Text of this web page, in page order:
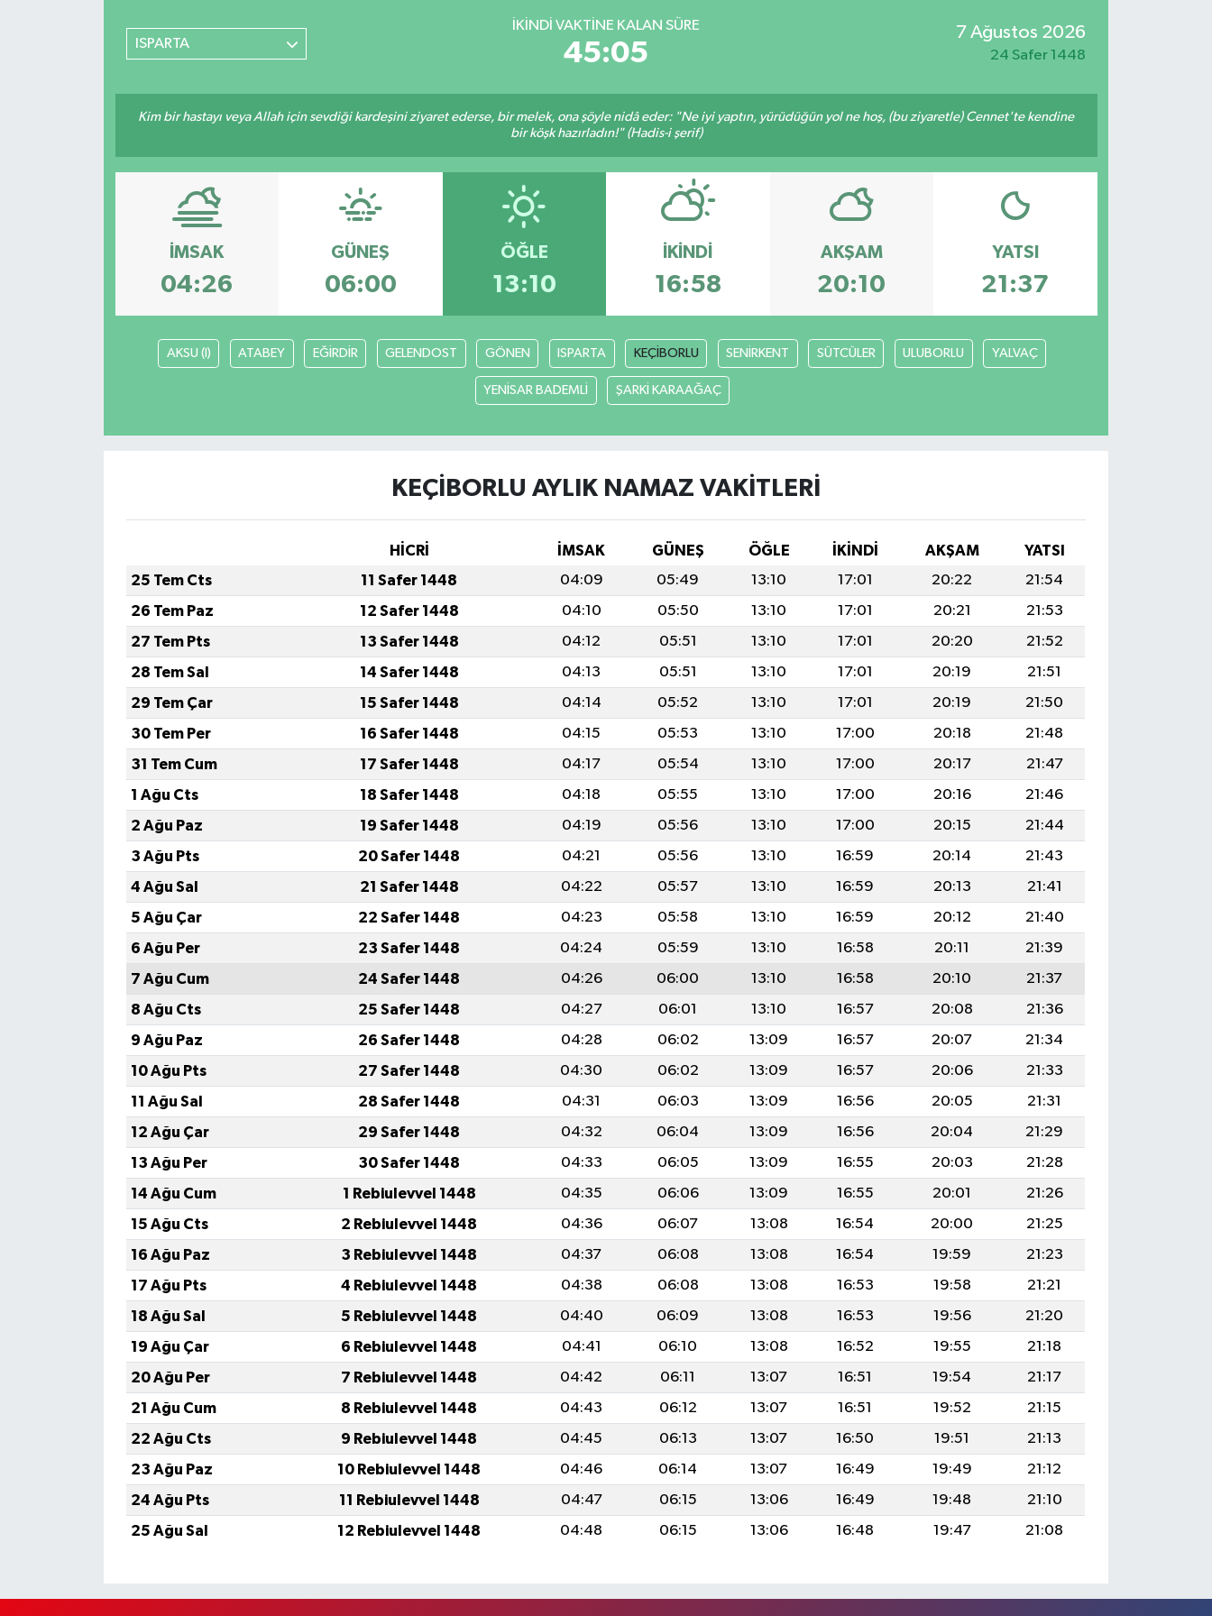
ISPARTA
İKINDI VAKTINE KALAN SÜRE
45:04
7 Ağustos 2026
24 Safer 1448
Kim bir hastayı veya Allah için sevdiği kardeşini ziyaret ederse, bir melek, ona şöyle nidâ eder: "Ne iyi yaptın, yürüdüğün yol ne hoş, (bu ziyaretle) Cennet'te kendine
bir köşk hazırladın!" (Hadis-i şerif)
İMSAK
04:26
GÜNEŞ
06:00
ÖĞLE
13:10
İKINDI
16:58
AKŞAM
20:10
YATSI
21:37
AKSU (I) ATABEY EĞİRDİR GELENDOST GÖNEN ISPARTA KEÇİBORLU SENİRKENT SÜTCÜLER ULUBORLU YALVAÇ
YENİSAR BADEMLİ ŞARKİ KARAAĞAÇ
KEÇİBORLU AYLIK NAMAZ VAKITLERI
HİCRİ İMSAK GÜNEŞ ÖĞLE İKINDI AKŞAM
YATSI
25 Tem Cts
11 Safer 1448 04:09 05:49 13:10 17:01 20:22
21:54
26 Tem Paz
12 Safer 1448 04:10 05:50 13:10 17:01 20:21
21:53
27 Tem Pts
13 Safer 1448 04:12 05:51 13:10 17:01 20:20
21:52
28 Tem Sal
14 Safer 1448 04:13 05:51 13:10 17:01 20:19
21:51
29 Tem Çar
15 Safer 1448 04:14 05:52 13:10 17:01 20:19
21:50
30 Tem Per
16 Safer 1448 04:15 05:53 13:10 17:00 20:18
21:48
31 Tem Cum
17 Safer 1448 04:17 05:54 13:10 17:00 20:17
21:47
1 Ağu Cts
18 Safer 1448 04:18 05:55 13:10 17:00 20:16
21:46
2 Ağu Paz
19 Safer 1448 04:19 05:56 13:10 17:00 20:15
21:44
3 Ağu Pts
20 Safer 1448 04:21 05:56 13:10 16:59 20:14
21:43
4 Ağu Sal
21 Safer 1448 04:22 05:57 13:10 16:59 20:13
21:41
5 Ağu Çar
22 Safer 1448 04:23 05:58 13:10 16:59 20:12
21:40
6 Ağu Per
23 Safer 1448 04:24 05:59 13:10 16:58 20:11
21:39
7 Ağu Cum
24 Safer 1448 04:26 06:00 13:10 16:58 20:10
21:37
8 Ağu Cts
25 Safer 1448 04:27 06:01 13:10 16:57 20:08
21:36
9 Ağu Paz
26 Safer 1448 04:28 06:02 13:09 16:57 20:07
21:34
10 Ağu Pts
27 Safer 1448 04:30 06:02 13:09 16:57 20:06
21:33
11 Ağu Sal
28 Safer 1448 04:31 06:03 13:09 16:56 20:05
21:31
12 Ağu Çar
29 Safer 1448 04:32 06:04 13:09 16:56 20:04
21:29
13 Ağu Per
30 Safer 1448 04:33 06:05 13:09 16:55 20:03
21:28
14 Ağu Cum
1 Rebiulevvel 1448 04:35 06:06 13:09 16:55 20:01
21:26
15 Ağu Cts
2 Rebiulevvel 1448 04:36 06:07 13:08 16:54 20:00
21:25
16 Ağu Paz
3 Rebiulevvel 1448 04:37 06:08 13:08 16:54 19:59
21:23
17 Ağu Pts
4 Rebiulevvel 1448 04:38 06:08 13:08 16:53 19:58
21:21
18 Ağu Sal
5 Rebiulevvel 1448 04:40 06:09 13:08 16:53 19:56
21:20
19 Ağu Çar
6 Rebiulevvel 1448 04:41 06:10 13:08 16:52 19:55
21:18
20 Ağu Per
7 Rebiulevvel 1448 04:42 06:11 13:07 16:51 19:54
21:17
21 Ağu Cum
8 Rebiulevvel 1448 04:43 06:12 13:07 16:51 19:52
21:15
22 Ağu Cts
9 Rebiulevvel 1448 04:45 06:13 13:07 16:50 19:51
21:13
23 Ağu Paz
10 Rebiulevvel 1448 04:46 06:14 13:07 16:49 19:49
21:12
24 Ağu Pts
11 Rebiulevvel 1448 04:47 06:15 13:06 16:49 19:48
21:10
25 Ağu Sal
12 Rebiulevvel 1448 04:48 06:15 13:06 16:48 19:47 21:08
TRABZONSPOR